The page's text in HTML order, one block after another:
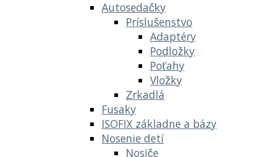
Autosedačky
Príslušenstvo
Adaptéry
Podložky
Poťahy
Vložky
Zrkadlá
Fusaky
ISOFIX základne a bázy
Nosenie detí
Nosiče